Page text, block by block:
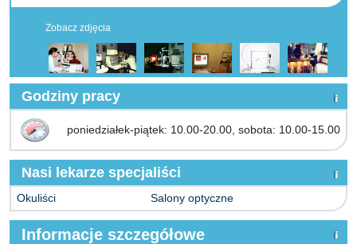
Zobacz zdjęcia
Godziny pracy
poniedziałek-piątek: 10.00-20.00, sobota: 10.00-15.00
Nasi lekarze specjaliści
Okuliści Salony optyczne
Informacje szczegółowe